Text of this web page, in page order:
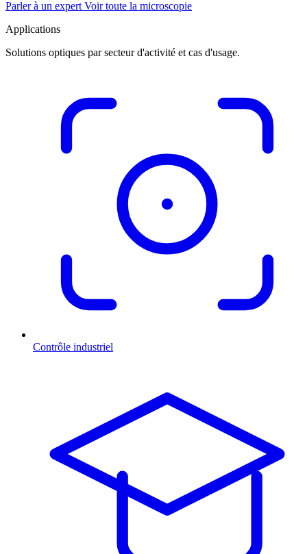
Parler à un expert Voir toute la microscopie
Applications
Solutions optiques par secteur d'activité et cas d'usage.
Contrôle industriel